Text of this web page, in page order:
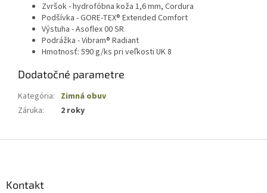
Zvršok - hydrofóbna koža 1,6 mm, Cordura
Podšívka - GORE-TEX® Extended Comfort
Výstuha - Asoflex 00 SR
Podrážka - Vibram® Radiant
Hmotnosť: 590 g/ks pri veľkosti UK 8
Dodatočné parametre
Kategória: Zimná obuv
Záruka: 2 roky
Kontakt